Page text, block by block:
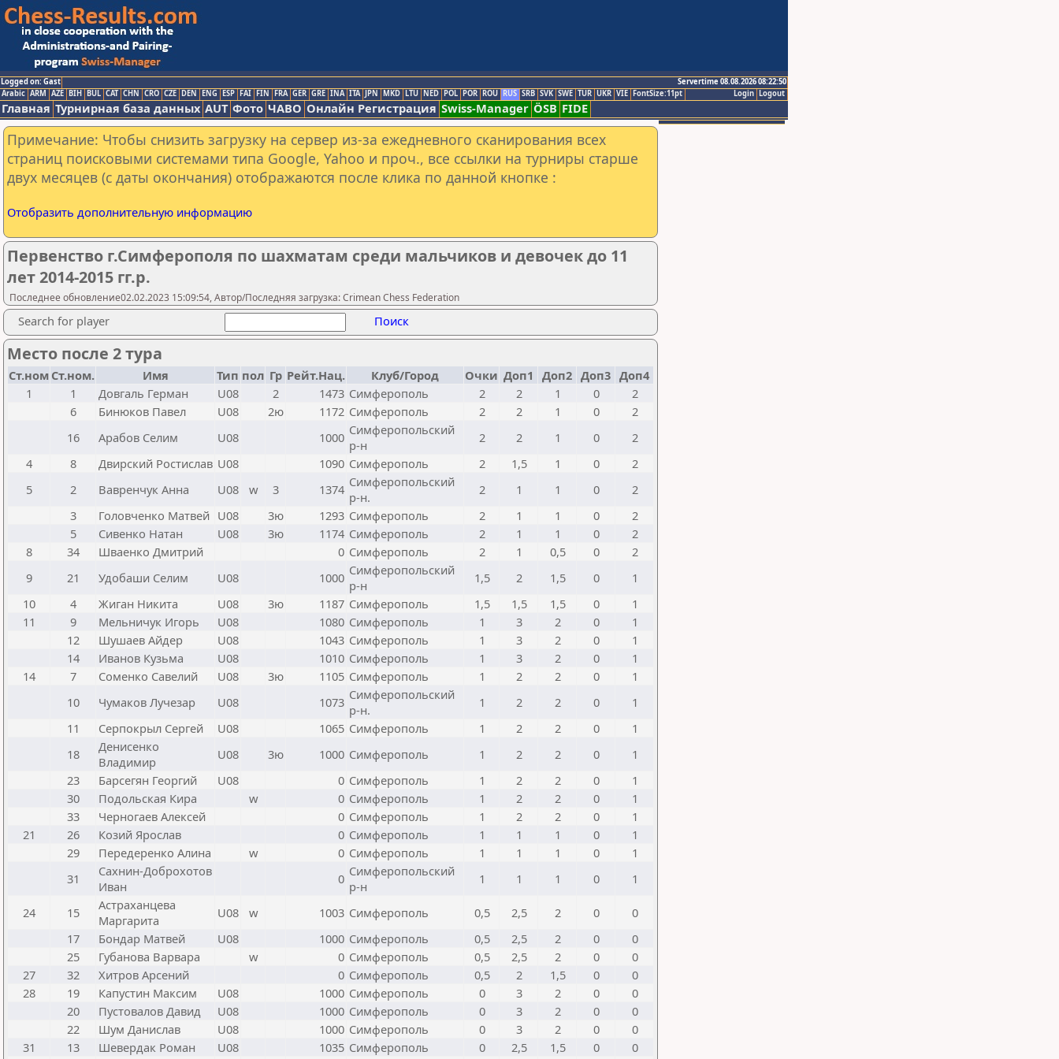
Logged on: Gast
Servertime 08.08.2026 08:22:50
Logout
Login
Arabic ARM AZE BIH BUL CAT CHN CRO CZE DEN ENG ESP FAI FIN FRA GER GRE INA ITA JPN MKD LTU NED POL POR ROU RUS SRB SVK SWE TUR UKR VIE FontSize:11pt
Главная Турнирная база данных AUT Фото ЧАВО Онлайн Регистрация Swiss-Manager ÖSB FIDE
Примечание: Чтобы снизить загрузку на сервер из-за ежедневного сканирования всех
страниц поисковыми системами типа Google, Yahoo и проч., все ссылки на турниры старше
двух месяцев (с даты окончания) отображаются после клика по данной кнопке :
Отобразить дополнительную информацию
Первенство г.Симферополя по шахматам среди мальчиков и девочек до 11
лет 2014-2015 гг.р.
Последнее обновление02.02.2023 15:09:54, Автор/Последняя загрузка: Crimean Chess Federation
Search for player Поиск
Место после 2 тура
Ст.ном Ст.ном. Имя Тип пол Гр Рейт.Нац. Клуб/Город Очки Доп1 Доп2 Доп3 Доп4
1
1 Довгаль Герман U08 2 1473 Симферополь 2 2 1 0
2
6
Бинюков Павел U08 2ю 1172 Симферополь 2 2 1 0
2
16
Арабов Селим U08 1000 Симферопольский
р-н
2 2 1 0
2
4
8 Двирский Ростислав U08 1090 Симферополь 2 1,5 1 0
2
5
2 Вавренчук Анна U08 w 3 1374 Симферопольский
р-н.
2 1 1 0
2
3
Головченко Матвей U08 3ю 1293 Симферополь 2 1 1 0
2
5
Сивенко Натан U08 3ю 1174 Симферополь 2 1 1 0
2
8
34 Шваенко Дмитрий 0 Симферополь 2 1 0,5 0
2
9
21 Удобаши Селим U08 1000 Симферопольский
р-н
1,5 2 1,5 0
1
10
4 Жиган Никита U08 3ю 1187 Симферополь 1,5 1,5 1,5 0
1
11
9 Мельничук Игорь U08 1080 Симферополь 1 3 2 0
1
12
Шушаев Айдер U08 1043 Симферополь 1 3 2 0
1
14
Иванов Кузьма U08 1010 Симферополь 1 3 2 0
1
14
7 Соменко Савелий U08 3ю 1105 Симферополь 1 2 2 0
1
10
Чумаков Лучезар U08 1073 Симферопольский
р-н.
1 2 2 0
1
11
Серпокрыл Сергей U08 1065 Симферополь 1 2 2 0
1
18
Денисенко
Владимир
U08 3ю 1000 Симферополь 1 2 2 0
1
23
Барсегян Георгий U08 0 Симферополь 1 2 2 0
1
30
Подольская Кира w 0 Симферополь 1 2 2 0
1
33
Черногаев Алексей 0 Симферополь 1 2 2 0
1
21
26 Козий Ярослав 0 Симферополь 1 1 1 0
1
29
Передеренко Алина w 0 Симферополь 1 1 1 0
1
31
Сахнин-Доброхотов
Иван
0 Симферопольский
р-н
1 1 1 0 1
24 15
Астраханцева
Маргарита
U08 w 1003 Симферополь 0,5 2,5 2 0
0
17
Бондар Матвей U08 1000 Симферополь 0,5 2,5 2 0
0
25
Губанова Варвара w 0 Симферополь 0,5 2,5 2 0
0
27
32 Хитров Арсений 0 Симферополь 0,5 2 1,5 0
0
28
19 Капустин Максим U08 1000 Симферополь 0 3 2 0
0
20
Пустовалов Давид U08 1000 Симферополь 0 3 2 0
0
22
Шум Данислав U08 1000 Симферополь 0 3 2 0
0
31
13 Шевердак Роман U08 1035 Симферополь 0 2,5 1,5 0
0